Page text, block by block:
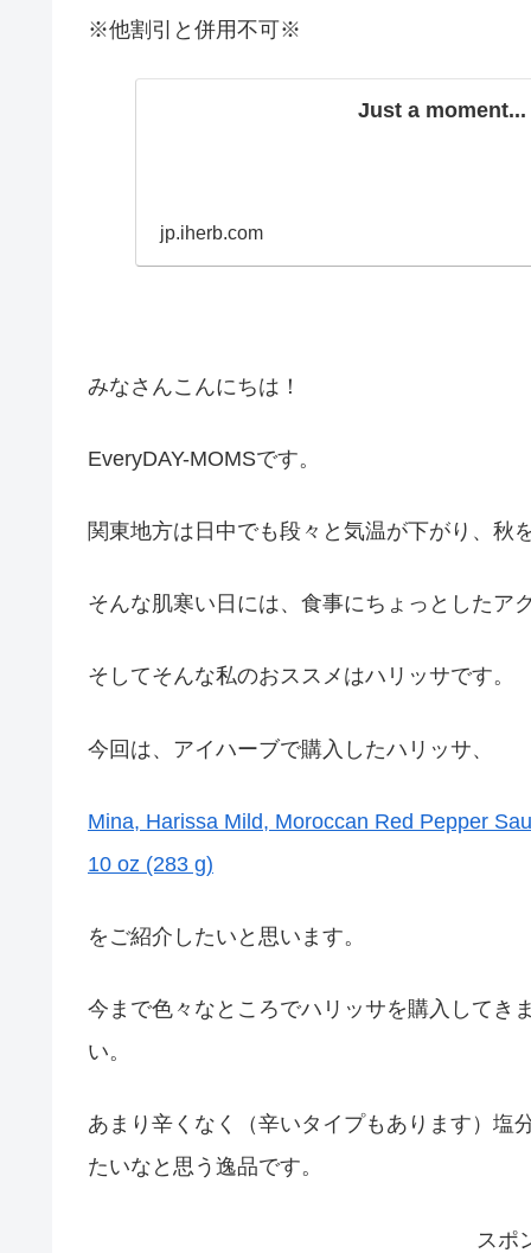
※他割引と併用不可※
Just a moment...
jp.iherb.com
みなさんこんにちは！
EveryDAY-MOMSです。
関東地方は日中でも段々と気温が下がり、秋
そんな肌寒い日には、食事にちょっとしたア
そしてそんな私のおススメはハリッサです。
今回は、アイハーブで購入したハリッサ、
Mina, Harissa Mild, Moroccan Red Pepper
10 oz (283 g)
をご紹介したいと思います。
今まで色々なところでハリッサを購入してき
い。
あまり辛くなく（辛いタイプもあります）塩
たいなと思う逸品です。
スポ